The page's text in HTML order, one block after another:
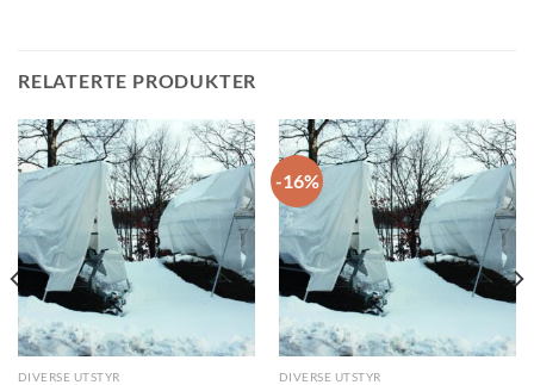
RELATERTE PRODUKTER
DIVERSE UTSTYR
-16%
DIVERSE UTSTYR